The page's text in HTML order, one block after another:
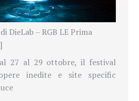
DieLab – RGB LE Prima
27 al 29 ottobre, il festival
inedite e site specific